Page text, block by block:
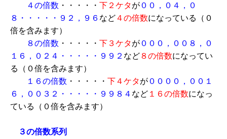
４の倍数 ・・・・・ 下２ケタが００，０４，０
８・・・・・９２，９６ など４の倍数になっている（０
倍を含みます）
８の倍数 ・・・・・ 下３ケタが０００，００８，０
１６，０２４・・・・・９９２ など８の倍数になってい
る（０倍を含みます）
１６の倍数 ・・・・・ 下４ケタが００００，００１
６，００３２・・・・・９９８４ など １６の倍数になっ
ている（０倍を含みます）
３の倍数系列